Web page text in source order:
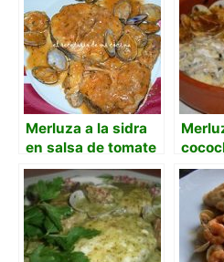
Merluza a la sidra
en salsa de tomate
con almejas